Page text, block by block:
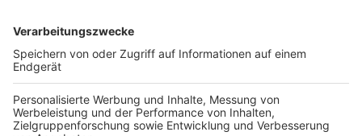
TOP-VEREINE